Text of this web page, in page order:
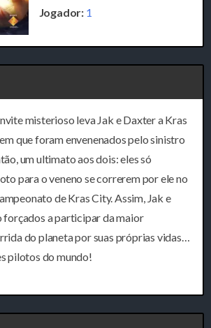
Jogador: 1
misterioso leva Jak e Daxter a Kras
que foram envenenados pelo sinistro
um ultimato aos dois: eles só
para o veneno se correrem por ele no
de Kras City. Assim, Jak e
forçados a participar da maior
do planeta por suas próprias vidas…
pilotos do mundo!